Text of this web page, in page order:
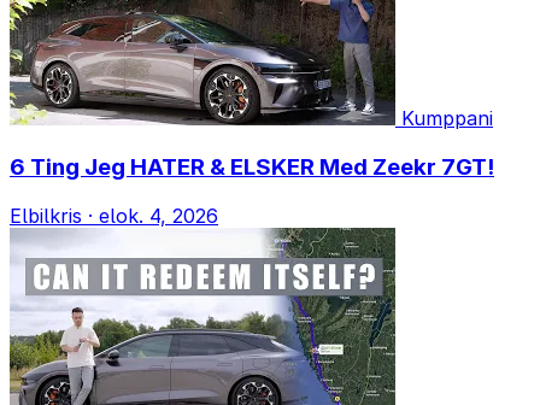
Kumppani
6 Ting Jeg HATER & ELSKER Med Zeekr 7GT!
Elbilkris · elok. 4, 2026